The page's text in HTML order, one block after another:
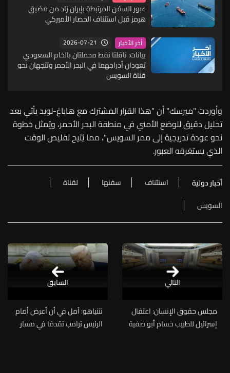
عبور السفن المرتبطة بإيران زاد من مضيق
هرمز قبل استئناف الحصار الأميركي
آخر الأخبار 2026-07-21
بيانات: ناقلتا نفط محملتان بالخام السعودي
تعودان أدراجهما في البحر الأحمر وتتجهان نحو
قناة السويس
وأوردت "ميرسك" أن "هذا القرار المشترك مع هاباغ-لويد يأتي بعد
تحليل دقيق للوضع الأمني في منطقة البحر الأحمر، ويُمثل خطوة
نحو عودة تدريجية إلى ممر السويس"، مما يُتيح تقليص الوقت
الذي يستغرقه العبور.
أخبار دولية استئناف سفنها
لقناة
السويس
التالي
مجلس حقوق الإنسان: اعتقال
إسرائيل للطبيب حسام أبو صفية
نتنياهو: آمل في أن أعرض أمام
الرئيس ترامب تقدمًا في مسار
السابق